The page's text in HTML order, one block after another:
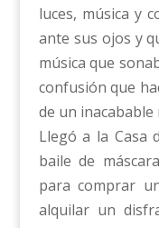
luces, música y
ante sus ojos y
música que
confusión que
de un inacabable
Llegó a la Casa
baile de
para comprar
alquilar un